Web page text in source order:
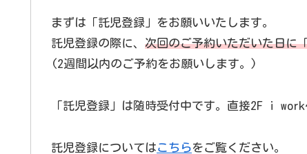
まずは「託児登録」をお願いいたします。
託児登録の際に、 次回のご予約いただいた日に
(2週間以内のご予約をお願いします。)
「託児登録」は随時受付中です。直接2F i work
託児登録についてはこちらをご覧ください。